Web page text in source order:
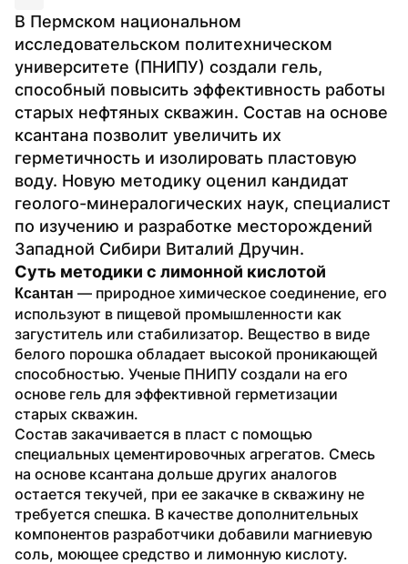
В Пермском национальном
исследовательском политехническом
университете (ПНИПУ) создали гель,
способный повысить эффективность работы
старых нефтяных скважин. Состав на основе
ксантана позволит увеличить их
герметичность и изолировать пластовую
воду. Новую методику оценил кандидат
геолого-минералогических наук, специалист
по изучению и разработке месторождений
Западной Сибири Виталий Дручин.
Суть методики с лимонной кислотой
Ксантан — природное химическое соединение, его
используют в пищевой промышленности как
загуститель или стабилизатор. Вещество в виде
белого порошка обладает высокой проникающей
способностью. Ученые ПНИПУ создали на его
основе гель для эффективной герметизации
старых скважин.
Состав закачивается в пласт с помощью
специальных цементировочных агрегатов. Смесь
на основе ксантана дольше других аналогов
остается текучей, при ее закачке в скважину не
требуется спешка. В качестве дополнительных
компонентов разработчики добавили магниевую
соль, моющее средство и лимонную кислоту.